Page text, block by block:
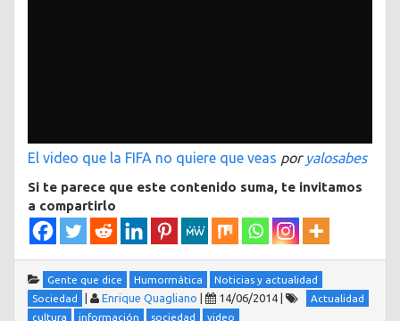
El video que la FIFA no quiere que veas por yalosabes
Si te parece que este contenido suma, te invitamos
a compartirlo
Gente que dice Humormática
Noticias y actualidad
Sociedad
| Enrique Quagliano | 14/06/2014 |
Actualidad
cultura
información sociedad video